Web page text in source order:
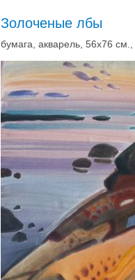
Золоченые лбы
бумага, акварель, 56х76 см.,